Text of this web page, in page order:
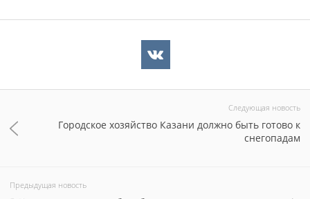
Следующая новость
Городское хозяйство Казани должно быть готово к
снегопадам
Предыдущая новость